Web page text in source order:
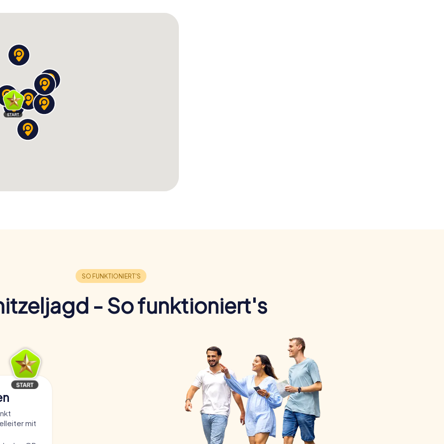
Ein Teamabenteuer
die gemeinsam die Stadt erkunden
Team-Event – die Tour bietet für jeden etwas.
Stadt besser kennen, sondern auch eure
Kreativität, während ihr gemeinsam knifflige
Tour könnt ihr eure Ergebnisse mit anderen
habt.
Schnitzeljagd aus einer
zum ersten Mal besucht oder schon oft
Sicherheit überraschen und begeistern. Lasst
und genießt die Zeit mit eurem Team, während
Die Schnitzeljagd in Helsingborg wartet auf
- So funktioniert's
mit